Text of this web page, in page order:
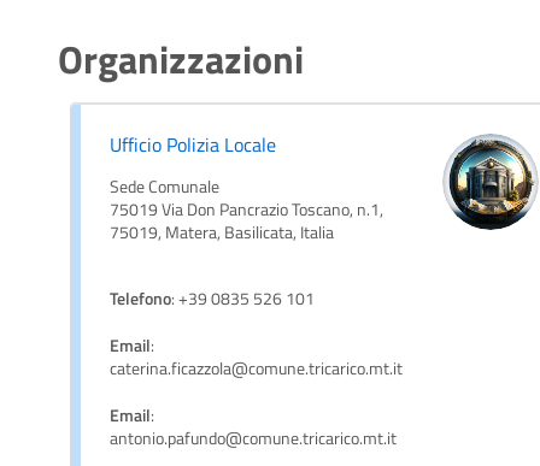
Organizzazioni
Ufficio Polizia Locale
Sede Comunale
75019 Via Don Pancrazio Toscano, n.1,
75019, Matera, Basilicata, Italia
Telefono: +39 0835 526 101
Email:
caterina.ficazzola@comune.tricarico.mt.it
Email:
antonio.pafundo@comune.tricarico.mt.it